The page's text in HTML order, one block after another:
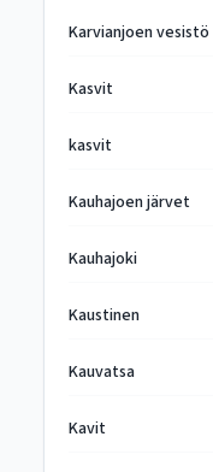
Karvianjoen vesistö
Kasvit
kasvit
Kauhajoen järvet
Kauhajoki
Kaustinen
Kauvatsa
Kavit